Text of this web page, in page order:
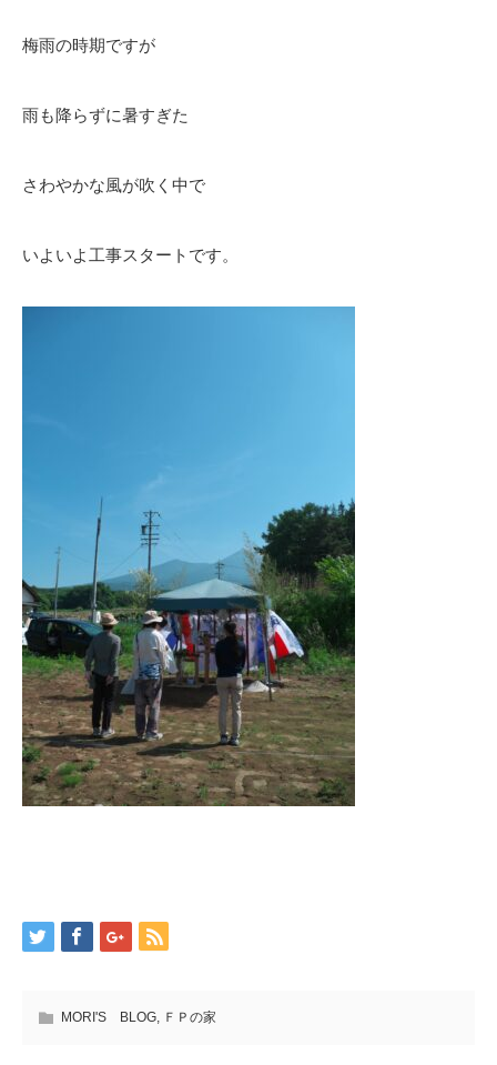
梅雨の時期ですが
雨も降らずに暑すぎた
さわやかな風が吹く中で
いよいよ工事スタートです。
MORI'S BLOG, ＦＰの家